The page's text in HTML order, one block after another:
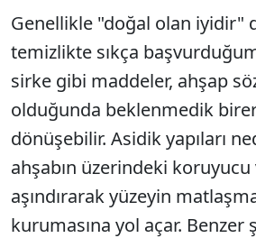
Genellikle "doğal olan iyidir"
temizlikte sıkça
sirke gibi maddeler, ahşap
olduğunda beklenmedik
dönüşebilir. Asidik yapıları
ahşabın üzerindeki
aşındırarak yüzeyin
kurumasına yol açar. Benzer